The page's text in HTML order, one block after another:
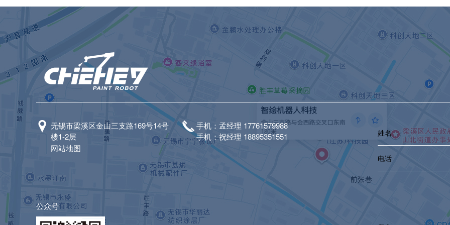
无锡市梁溪区金山三支路169号14号
楼1-2层
手机：孟经理 17761579988
手机：祝经理 18895351551
网站地图
公众号